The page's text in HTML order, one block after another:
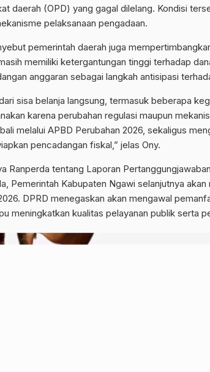
daerah (OPD) yang gagal dilelang. Kondisi
pelaksanaan pengadaan.
pemerintah daerah juga
memiliki ketergantungan tinggi terhadap
anggaran sebagai langkah antisipasi
sisa belanja langsung, termasuk beberapa
karena perubahan regulasi maupun
melalui APBD Perubahan 2026, sekaligus
pencadangan fiskal,” jelas Ony.
Ranperda tentang Laporan
Pemerintah Kabupaten Ngawi selanjutnya
DPRD menegaskan akan mengawal
meningkatkan kualitas pelayanan publik serta